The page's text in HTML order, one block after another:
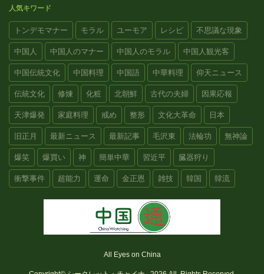
人気キワード
トンデモマナー モラル ユーモア レシピ 不思議な現象
中国人 中国人のマナー 中国人のモラル 中国人観光客
中国伝統文化 中国料理 中国語 中華料理 仰天ニュース
伝統文化 修煉 化粧 北朝鮮 古代の夫婦 因果応報
天津爆発 家庭料理 戒め 整形 文化大革命 日本
旧正月 最新ニュース 最新記事 毛沢東 法輪功 無神論
爆笑 爆買い 神 簡単中華 習近平 臓器狩り
衝撃事件 超能力 運命 金正恩 雑技 韓国 韓流
All Eyes on China